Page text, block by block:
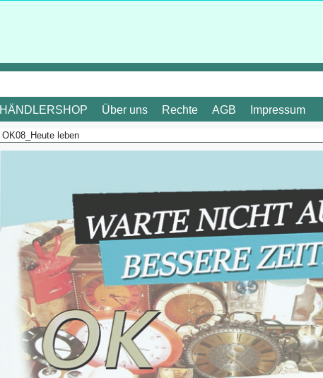
HÄNDLERSHOP Über uns Rechte AGB
Impressum
OK08_Heute leben